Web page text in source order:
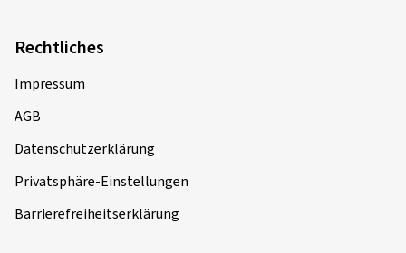
Rechtliches
Impressum
AGB
Datenschutzerklärung
Privatsphäre-Einstellungen
Barrierefreiheitserklärung